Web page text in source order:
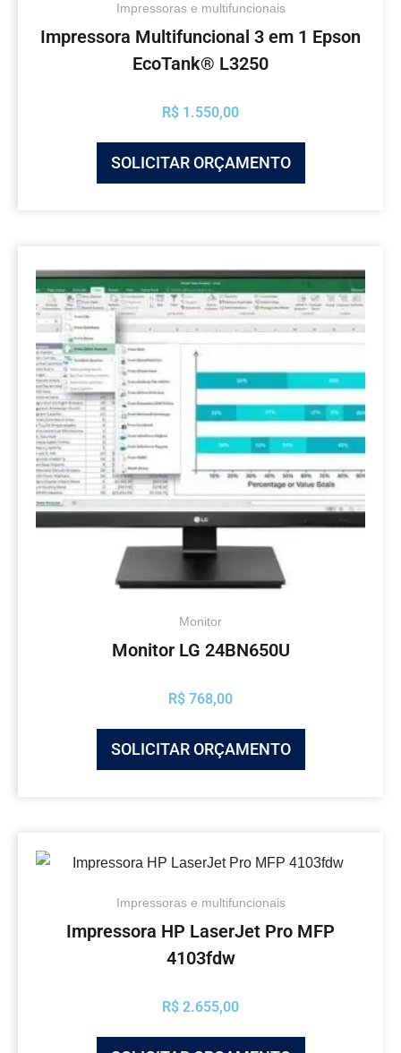
Impressoras e multifuncionais
Impressora Multifuncional 3 em 1 Epson
EcoTank® L3250
R$ 1.550,00
SOLICITAR ORÇAMENTO
Monitor
Monitor LG 24BN650U
R$ 768,00
SOLICITAR ORÇAMENTO
Impressoras e multifuncionais
Impressora HP LaserJet Pro MFP
4103fdw
R$ 2.655,00